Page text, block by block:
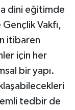
dini eğitimde
Vakfı,
itibaren
için her
bir yapı.
tedbir de